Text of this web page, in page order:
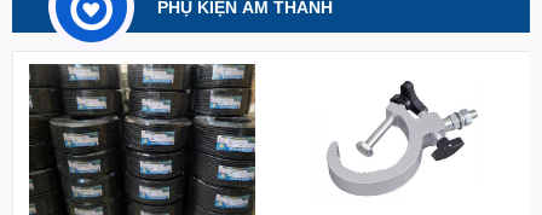
PHỤ KIỆN ÂM THANH